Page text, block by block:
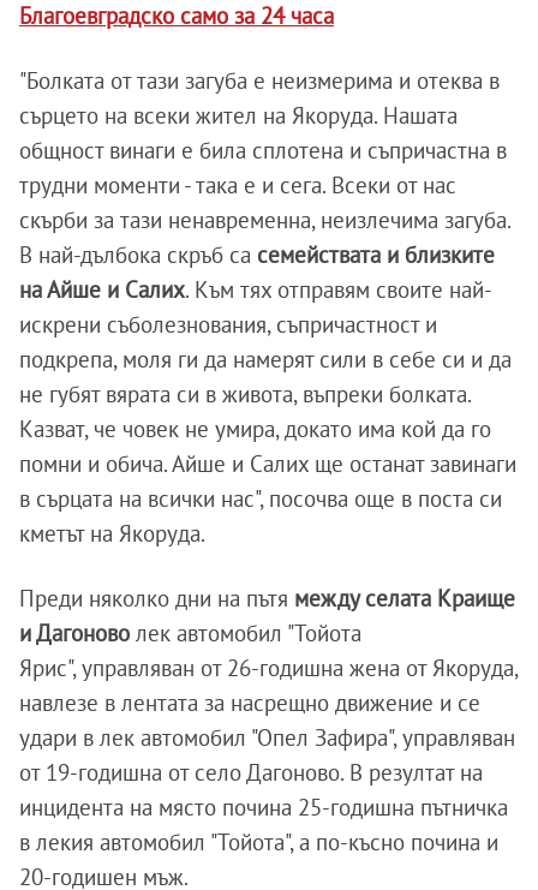
Благоевградско само за 24 часа
"Болката от тази загуба е неизмерима и отеква в
сърцето на всеки жител на Якоруда. Нашата
общност винаги е била сплотена и съпричастна в
трудни моменти - така е и сега. Всеки от нас
скърби за тази ненавременна, неизлечима загуба.
В най-дълбока скръб са семействата и близките
на Айше и Салих. Към тях отправям своите най-
искрени съболезнования, съпричастност и
подкрепа, моля ги да намерят сили в себе си и да
не губят вярата си в живота, въпреки болката.
Казват, че човек не умира, докато има кой да го
помни и обича. Айше и Салих ще останат завинаги
в сърцата на всички нас", посочва още в поста си
кметът на Якоруда.
Преди няколко дни на пътя между селата Краище
и Дагоново лек автомобил "Тойота
Ярис", управляван от 26-годишна жена от Якоруда,
навлезе в лентата за насрещно движение и се
удари в лек автомобил "Опел Зафира", управляван
от 19-годишна от село Дагоново. В резултат на
инцидента на място почина 25-годишна пътничка
в лекия автомобил "Тойота", а по-късно почина и
20-годишен мъж.